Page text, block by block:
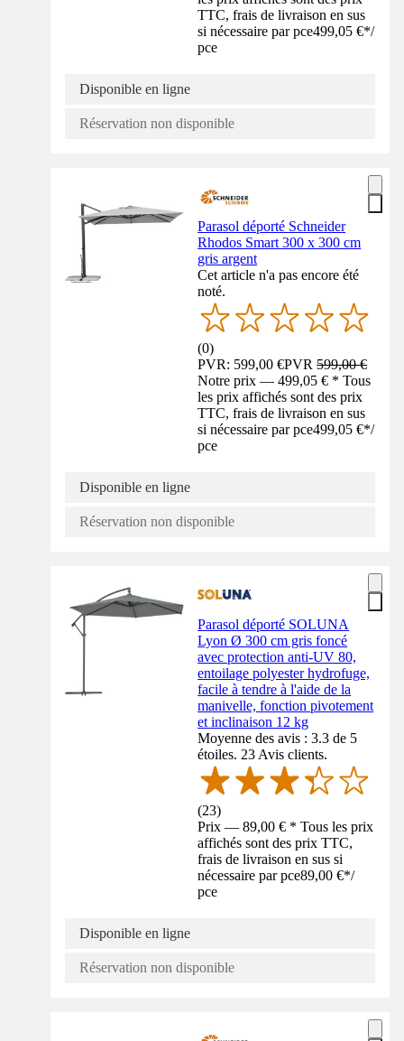
TTC, frais de livraison en sus
si nécessaire par pce499,05 €*/
pce
Disponible en ligne
Réservation non disponible
Parasol déporté Schneider
Rhodos Smart 300 x 300 cm
gris argent
Cet article n'a pas encore été
noté.
(0)
PVR: 599,00 €PVR599,00 €
Notre prix — 499,05 € * Tous
les prix affichés sont des prix
TTC, frais de livraison en sus
si nécessaire par pce499,05 €*/
pce
Disponible en ligne
Réservation non disponible
Parasol déporté SOLUNA
Lyon Ø 300 cm gris foncé
avec protection anti-UV 80,
entoilage polyester hydrofuge,
facile à tendre à l'aide de la
manivelle, fonction pivotement
et inclinaison 12 kg
Moyenne des avis : 3.3 de 5
étoiles. 23 Avis clients.
(23)
Prix — 89,00 € * Tous les prix
affichés sont des prix TTC,
frais de livraison en sus si
nécessaire par pce89,00 €*/
pce
Disponible en ligne
Réservation non disponible